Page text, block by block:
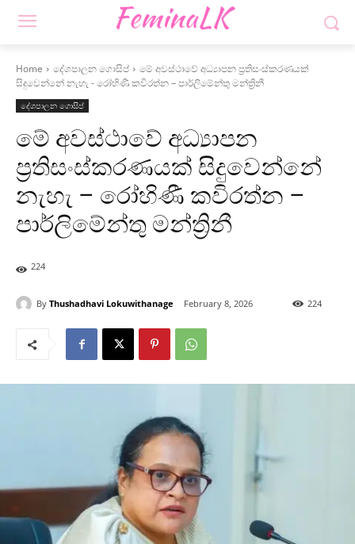
Home දේශපාලන ගොසිප්
මේ අවස්ථාවේ අධ්‍යාපන ප්‍රතිසංස්කරණයක්
සිදුවෙන්නේ නැහැ - රෝහිණී කවිරත්න – පාර්ලිමේන්තු මන්ත්‍රිනී
දේශපාලන ගොසිප්
මේ අවස්ථාවේ අධ්‍යාපන
ප්‍රතිසංස්කරණයක් සිදුවෙන්නේ
නැහැ – රෝහිණී කවිරත්න –
පාර්ලිමේන්තු මන්ත්‍රිනී
224
By Thushadhavi Lokuwithanage February 8, 2026 224